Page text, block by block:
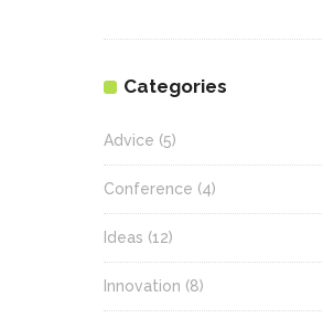
Categories
Advice (5)
Conference (4)
Ideas (12)
Innovation (8)